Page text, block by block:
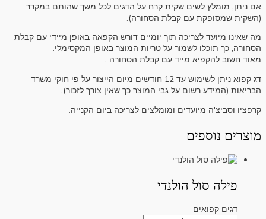
אם ניתן, מומלץ לשים שקית קרח על הדגים לכל משך שהותם במקרר
(השקית שמסופקת עם קבלת הסחורה).
מה שאינו מיועד לצריכה תוך יומיים דורש הקפאה באופן מיידי עם קבלת
הסחורה, כך תוכלו לשמור על טריות המוצר באופן המקסימלי.
מאוד חשוב להקפיא מייד עם קבלת הסחורה .
דג קפוא ניתן לשימוש עד 12 חודשים מיום הייצור על פי חוקי משרד
הבריאות (המידע רשום על גבי המוצר כך שאין צורך לזכור).
קרפציו וסביצ'ה מיועדים ומומלצים לצריכה ביום הקנייה.
מוצרים נוספים
פילה סול הולנדי
דגים קפואים